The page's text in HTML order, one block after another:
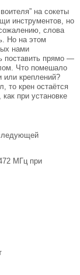
на сокеты
инструментов, но
слова
Но на этом
нами
поставить прямо —
Что помешало
или креплений?
то крен остаётся
при установке
МГц при